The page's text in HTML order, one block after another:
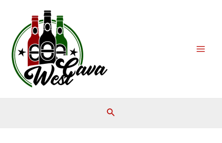
περιεχόμενο